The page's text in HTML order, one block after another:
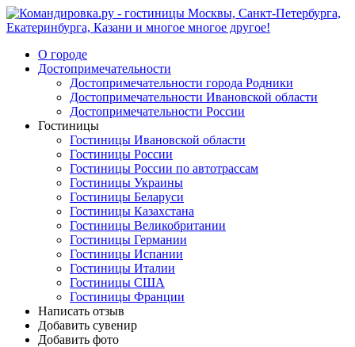
О городе
Достопримечательности
Достопримечательности города Родники
Достопримечательности Ивановской области
Достопримечательности России
Гостиницы
Гостиницы Ивановской области
Гостиницы России
Гостиницы России по автотрассам
Гостиницы Украины
Гостиницы Беларуси
Гостиницы Казахстана
Гостиницы Великобритании
Гостиницы Германии
Гостиницы Испании
Гостиницы Италии
Гостиницы США
Гостиницы Франции
Написать отзыв
Добавить сувенир
Добавить фото